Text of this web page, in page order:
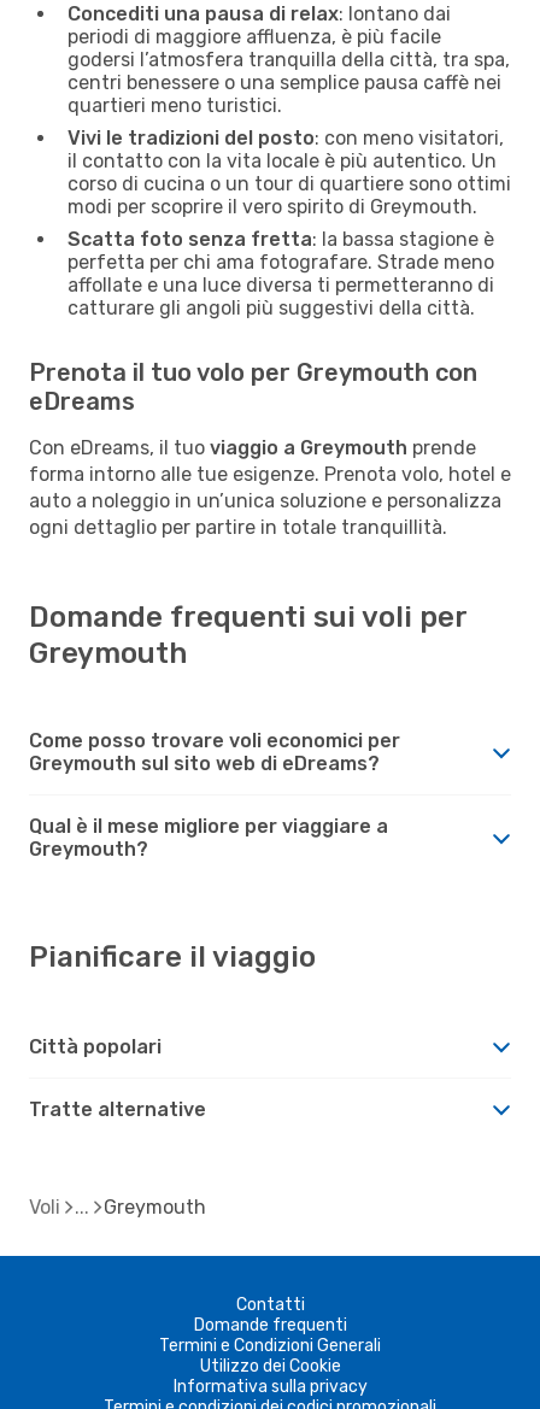
Concediti una pausa di relax: lontano dai
periodi di maggiore affluenza, è più facile
godersi l’atmosfera tranquilla della città, tra spa,
centri benessere o una semplice pausa caffè nei
quartieri meno turistici.
Vivi le tradizioni del posto: con meno visitatori,
il contatto con la vita locale è più autentico. Un
corso di cucina o un tour di quartiere sono ottimi
modi per scoprire il vero spirito di Greymouth.
Scatta foto senza fretta: la bassa stagione è
perfetta per chi ama fotografare. Strade meno
affollate e una luce diversa ti permetteranno di
catturare gli angoli più suggestivi della città.
Prenota il tuo volo per Greymouth con
eDreams
Con eDreams, il tuo viaggio a Greymouth prende
forma intorno alle tue esigenze. Prenota volo, hotel e
auto a noleggio in un’unica soluzione e personalizza
ogni dettaglio per partire in totale tranquillità.
Domande frequenti sui voli per
Greymouth
Come posso trovare voli economici per
Greymouth sul sito web di eDreams?
Qual è il mese migliore per viaggiare a
Greymouth?
Pianificare il viaggio
Città popolari
Tratte alternative
Voli Greymouth
Contatti
Domande frequenti
Termini e Condizioni Generali
Utilizzo dei Cookie
Informativa sulla privacy